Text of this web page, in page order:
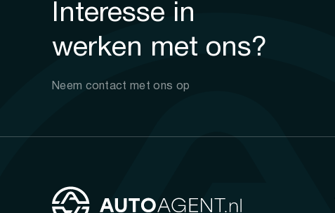
Interesse in
werken met ons?
Neem contact met ons op